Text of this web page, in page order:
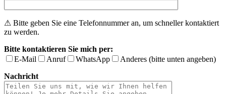
⚠ Bitte geben Sie eine Telefonnummer an, um schneller kontaktiert
zu werden.
Bitte kontaktieren Sie mich per:
E-Mail
Anruf WhatsApp
Anderes (bitte unten angeben)
Nachricht